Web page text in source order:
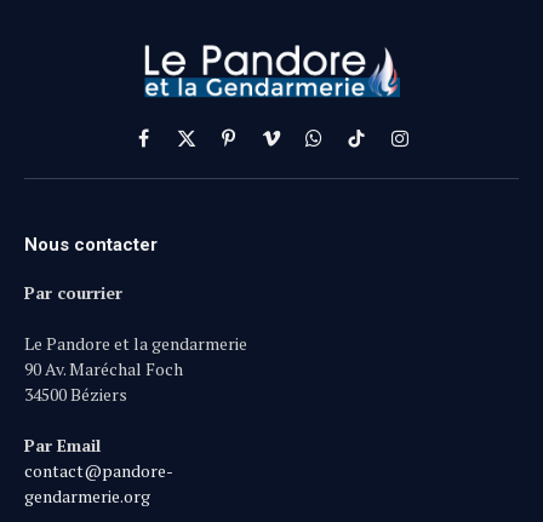
Facebook
X
(Twitter)
PinterestVimeoWhatsApp
TikTokInstagram
Nous contacter
Par courrier
Le Pandore et la gendarmerie
90 Av. Maréchal Foch
34500 Béziers
Par Email
contact@pandore-
gendarmerie.org